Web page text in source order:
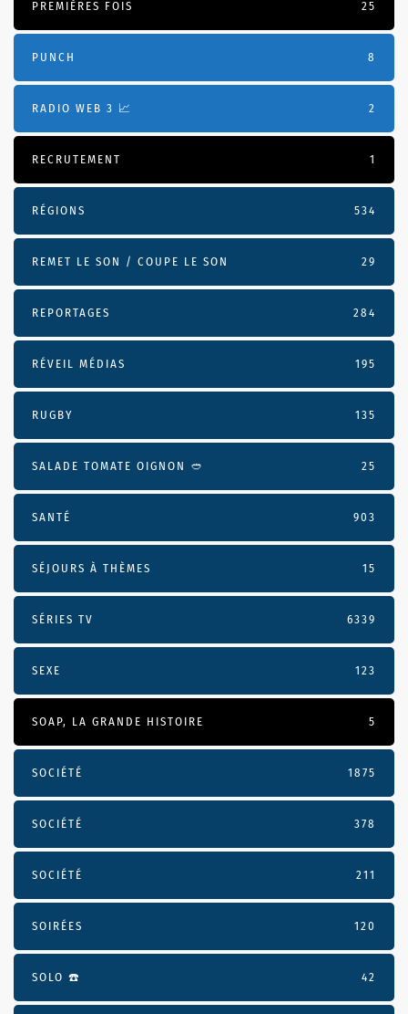
PREMIÈRES FOIS 25
PUNCH 8
RADIO WEB 3 📈 2
RECRUTEMENT 1
RÉGIONS 534
REMET LE SON / COUPE LE SON 29
REPORTAGES 284
RÉVEIL MÉDIAS 195
RUGBY 135
SALADE TOMATE OIGNON 🥙 25
SANTÉ 903
SÉJOURS À THÈMES 15
SÉRIES TV 6339
SEXE 123
SOAP, LA GRANDE HISTOIRE 5
SOCIÉTÉ 1875
SOCIÉTÉ 378
SOCIÉTÉ 211
SOIRÉES 120
SOLO ☎️ 42